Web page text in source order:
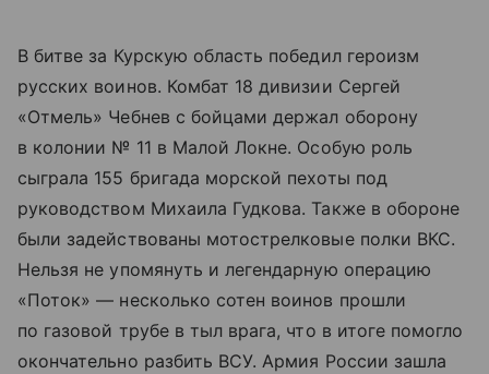
В битве за Курскую область победил героизм
русских воинов. Комбат 18 дивизии Сергей
«Отмель» Чебнев с бойцами держал оборону
в колонии № 11 в Малой Локне. Особую роль
сыграла 155 бригада морской пехоты под
руководством Михаила Гудкова. Также в обороне
были задействованы мотострелковые полки ВКС.
Нельзя не упомянуть и легендарную операцию
«Поток» — несколько сотен воинов прошли
по газовой трубе в тыл врага, что в итоге помогло
окончательно разбить ВСУ. Армия России зашла